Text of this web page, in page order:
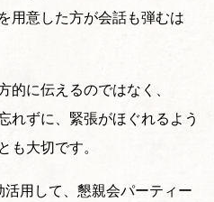
用意した方が会話も弾むは
に伝えるのではなく、
れずに、緊張がほぐれるよう
大切です。
用して、懇親会パーティー